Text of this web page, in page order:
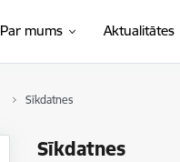
Par mums Aktualitātes
Sīkdatnes
Sīkdatnes